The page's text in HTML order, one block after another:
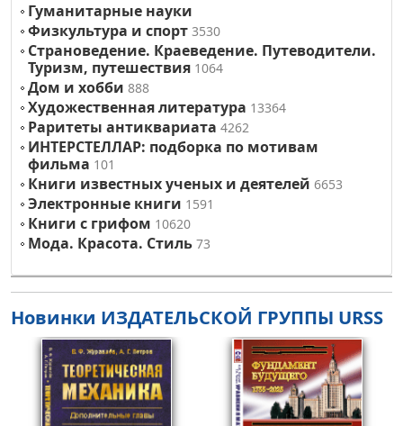
Гуманитарные науки
Физкультура и спорт 3530
Страноведение. Краеведение. Путеводители.
Туризм, путешествия 1064
Дом и хобби 888
Художественная литература 13364
Раритеты антиквариата 4262
ИНТЕРСТЕЛЛАР: подборка по мотивам
фильма 101
Книги известных ученых и деятелей 6653
Электронные книги 1591
Книги с грифом 10620
Мода. Красота. Стиль 73
Новинки ИЗДАТЕЛЬСКОЙ ГРУППЫ URSS